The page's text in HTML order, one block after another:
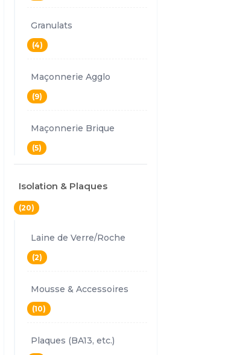
Granulats
(4)
Maçonnerie Agglo
(9)
Maçonnerie Brique
(5)
Isolation & Plaques
(20)
Laine de Verre/Roche
(2)
Mousse & Accessoires
(10)
Plaques (BA13, etc.)